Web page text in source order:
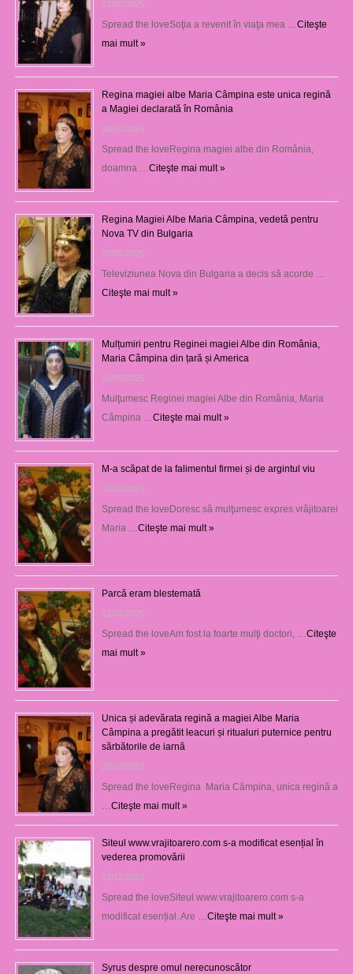
23/08/2025
Spread the loveSoţia a revenit în viaţa mea …Citeşte
mai mult »
Regina magiei albe Maria Câmpina este unica regină
a Magiei declarată în România
16/07/2025
Spread the loveRegina magiei albe din România,
doamna …Citeşte mai mult »
Regina Magiei Albe Maria Câmpina, vedetă pentru
Nova TV din Bulgaria
23/05/2025
Televiziunea Nova din Bulgaria a decis să acorde …
Citeşte mai mult »
Mulțumiri pentru Reginei magiei Albe din România,
Maria Câmpina din țară și America
22/05/2025
Mulţumesc Reginei magiei Albe din România, Maria
Câmpina …Citeşte mai mult »
M-a scăpat de la falimentul firmei și de argintul viu
13/03/2025
Spread the loveDoresc să mulţumesc expres vrăjitoarei
Maria …Citeşte mai mult »
Parcă eram blestemată
12/03/2025
Spread the loveAm fost la foarte mulţi doctori, …Citeşte
mai mult »
Unica și adevărata regină a magiei Albe Maria
Câmpina a pregătit leacuri și ritualuri puternice pentru
sărbătorile de iarnă
26/12/2023
Spread the loveRegina Maria Câmpina, unica regină a
…Citeşte mai mult »
Siteul www.vrajitoarero.com s-a modificat esențial în
vederea promovării
07/12/2023
Spread the loveSiteul www.vrajitoarero.com s-a
modificat esențial. Are …Citeşte mai mult »
Syrus despre omul nerecunoscător